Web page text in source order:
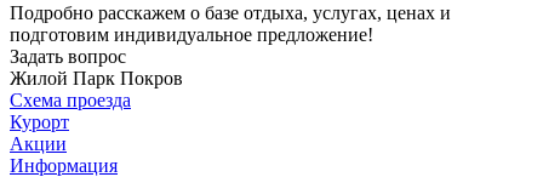
Подробно расскажем о базе отдыха, услугах, ценах и
подготовим индивидуальное предложение!
Задать вопрос
Жилой Парк Покров
Схема проезда
Курорт
Акции
Информация